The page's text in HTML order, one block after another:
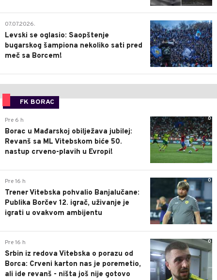
1
07.07.2026.
Levski se oglasio: Saopštenje
bugarskog šampiona nekoliko sati pred
meč sa Borcem!
FK BORAC
0
Pre 6 h
Borac u Mađarskoj obilježava jubilej:
Revanš sa ML Vitebskom biće 50.
nastup crveno-plavih u Evropi!
0
Pre 16 h
Trener Vitebska pohvalio Banjalučane:
Publika Borčev 12. igrač, uživanje je
igrati u ovakvom ambijentu
0
Pre 16 h
Srbin iz redova Vitebska o porazu od
Borca: Crveni karton nas je poremetio,
ali ide revanš - ništa još nije gotovo